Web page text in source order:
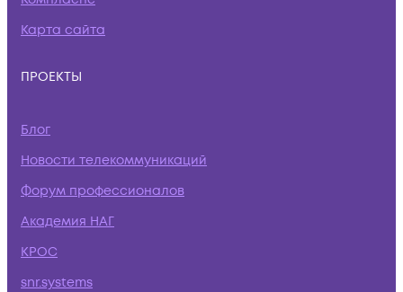
Карта сайта
ПРОЕКТЫ
Блог
Новости телекоммуникаций
Форум профессионалов
Академия НАГ
КРОС
snr.systems